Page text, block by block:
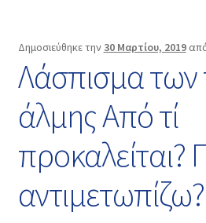
Δημοσιεύθηκε την 30 Μαρτίου, 2019
Λάσπισμα των
άλμης Από τί
προκαλείται?
αντιμετωπίζω?